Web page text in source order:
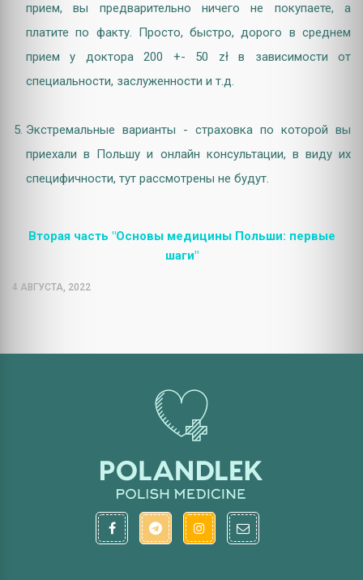
прием, вы предварительно ничего не покупаете, а
платите по факту. Просто, быстро, дорого в среднем
прием у доктора 200 +- 50 zł в зависимости от
специальности, заслуженности и т.д.
Экстремальные варианты - страховка по которой вы
приехали в Польшу и онлайн консультации, в виду их
специфичности, тут рассмотрены не будут.
Вторая часть "Основы медицины Польши: первые
шаги"
4 АВГУСТА, 2022